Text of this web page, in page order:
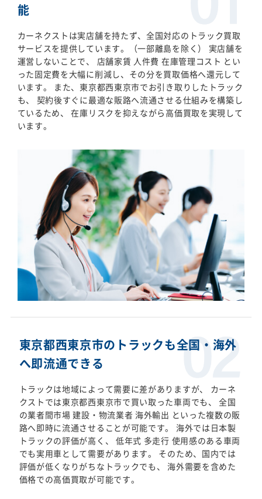
能
カーネクストは実店舗を持たず、全国対応のトラック買取
サービスを提供しています。（一部離島を除く） 実店舗を
運営しないことで、 店舗家賃 人件費 在庫管理コスト とい
った固定費を大幅に削減し、その分を買取価格へ還元して
います。 また、東京都西東京市でお引き取りしたトラック
も、 契約後すぐに最適な販路へ流通させる仕組みを構築し
ているため、 在庫リスクを抑えながら高価買取を実現して
います。
東京都西東京市のトラックも全国・海外
へ即流通できる
トラックは地域によって需要に差がありますが、 カーネ
クストでは東京都西東京市で買い取った車両でも、 全国
の業者間市場 建設・物流業者 海外輸出 といった複数の販
路へ即時に流通させることが可能です。 海外では日本製
トラックの評価が高く、 低年式 多走行 使用感のある車両
でも実用車として需要があります。 そのため、国内では
評価が低くなりがちなトラックでも、 海外需要を含めた
価格での高価買取が可能です。